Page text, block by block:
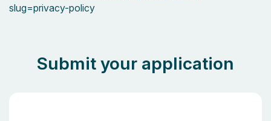
slug=privacy-policy
Submit your application